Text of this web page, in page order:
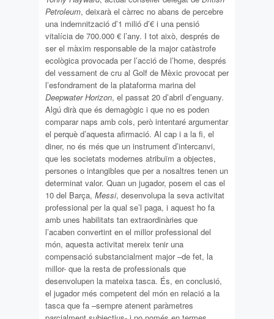
Petroleum, deixarà el càrrec no abans de percebre
una indemnització d’1 milió d’€ i una pensió
vitalícia de 700.000 € l’any. I tot això, després de
ser el màxim responsable de la major catàstrofe
ecològica provocada per l’acció de l’home, després
del vessament de cru al Golf de Mèxic provocat per
l’esfondrament de la plataforma marina del
Deepwater Horizon, el passat 20 d’abril d’enguany.
Algú dirà que és demagògic i que no es poden
comparar naps amb cols, però intentaré argumentar
el perquè d’aquesta afirmació. Al cap i a la fi, el
diner, no és més que un instrument d’intercanvi,
que les societats modernes atribuïm a objectes,
persones o intangibles que per a nosaltres tenen un
determinat valor. Quan un jugador, posem el cas el
10 del Barça, Messi, desenvolupa la seva activitat
professional per la qual se’l paga, i aquest ho fa
amb unes habilitats tan extraordinàries que
l’acaben convertint en el millor professional del
món, aquesta activitat mereix tenir una
compensació substancialment major –de fet, la
millor- que la resta de professionals que
desenvolupen la mateixa tasca. És, en conclusió,
el jugador més competent del món en relació a la
tasca que fa –sempre atenent paràmetres